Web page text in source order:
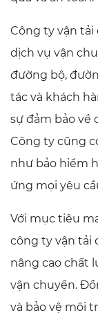
Công ty vận tải
dịch vụ vận
đường bộ,
tác và khách
sự đảm bảo về
Công ty cũng
như bảo hiểm
ứng mọi yêu
Với mục tiêu
công ty vận tải
nâng cao chất
vận chuyển.
và bảo vệ môi